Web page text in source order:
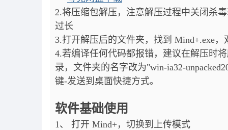
2.将压缩包解压，注意解压过程中关闭杀
过长
3.打开解压后的文件夹，找到 Mind+.exe，
4.若编译任何代码都报错，建议在解压时
录，文件夹的名字改为"win-ia32-
键-发送到桌面快捷方式。
软件基础使用
1、 打开 Mind+，切换到上传模式